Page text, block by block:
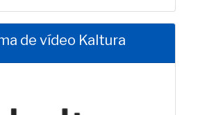
de vídeo Kaltura